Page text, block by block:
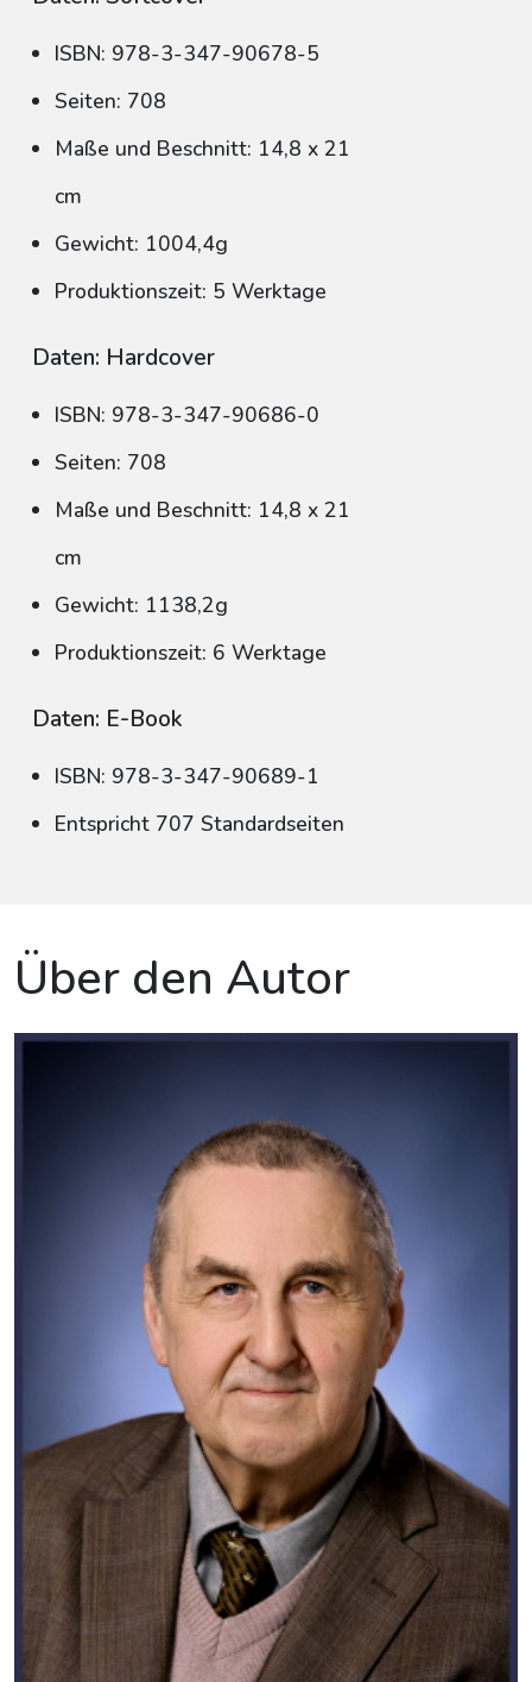
ISBN: 978-3-347-90678-5
Seiten: 708
Maße und Beschnitt: 14,8 x 21
cm
Gewicht: 1004,4g
Produktionszeit: 5 Werktage
Daten: Hardcover
ISBN: 978-3-347-90686-0
Seiten: 708
Maße und Beschnitt: 14,8 x 21
cm
Gewicht: 1138,2g
Produktionszeit: 6 Werktage
Daten: E-Book
ISBN: 978-3-347-90689-1
Entspricht 707 Standardseiten
Über den Autor